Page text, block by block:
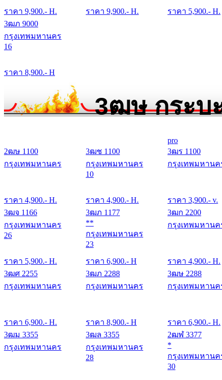
ราคา 9,900.- H. ราคา 9,900.- H. ราคา 5,900.- H.
3ฒภ 9000
กรุงเทพมหานคร
16
ราคา 8,900.- H
3ฒษ กระบ
2ฒษ 1100
กรุงเทพมหานคร
ราคา 4,900.- H.
3ฒช 1100
กรุงเทพมหานคร
10
ราคา 4,900.- H.
pro
3ฒร 1100
กรุงเทพมหานค
ราคา 3,900.- v.
3ฒจ 1166
กรุงเทพมหานคร
26
ราคา 5,900.- H.
3ฒภ 1177
**
กรุงเทพมหานคร
23
ราคา 6,900.- H
3ฒก 2200
กรุงเทพมหานค
ราคา 4,900.- H.
3ฒศ 2255
กรุงเทพมหานคร
ราคา 6,900.- H.
3ฒภ 2288
กรุงเทพมหานคร
ราคา 8,900.- H
3ฒษ 2288
กรุงเทพมหานค
ราคา 6,900.- H.
3ฒม 3355
กรุงเทพมหานคร
3ฒล 3355
กรุงเทพมหานคร
28
2ฒฬ 3377
*
กรุงเทพมหานค
30